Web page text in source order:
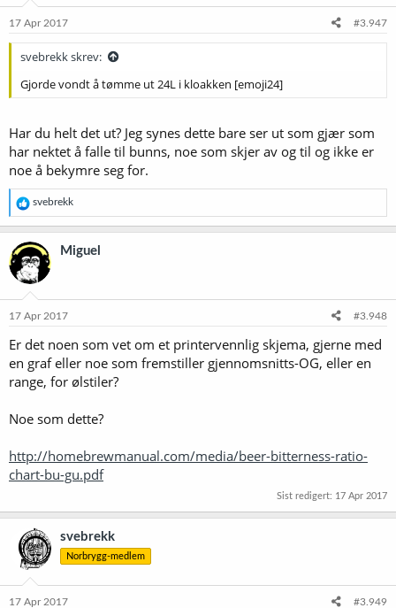
17 Apr 2017 #3.947
svebrekk skrev:
Gjorde vondt å tømme ut 24L i kloakken [emoji24]
Har du helt det ut? Jeg synes dette bare ser ut som gjær som
har nektet å falle til bunns, noe som skjer av og til og ikke er
noe å bekymre seg for.
R
e
a
k
s
o
e
:
svebrekk
Miguel
17 Apr 2017 #3.948
Er det noen som vet om et printervennlig skjema, gjerne med
en graf eller noe som fremstiller gjennomsnitts-OG, eller en
range, for ølstiler?
Noe som dette?
http://homebrewmanual.com/media/beer-bitterness-ratio-
chart-bu-gu.pdf
Sist redigert: 17 Apr 2017
svebrekk
Norbrygg-medlem
17 Apr 2017 #3.949